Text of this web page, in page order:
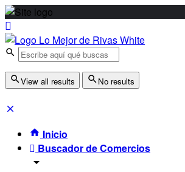
View all results No results
Inicio
Buscador de Comercios